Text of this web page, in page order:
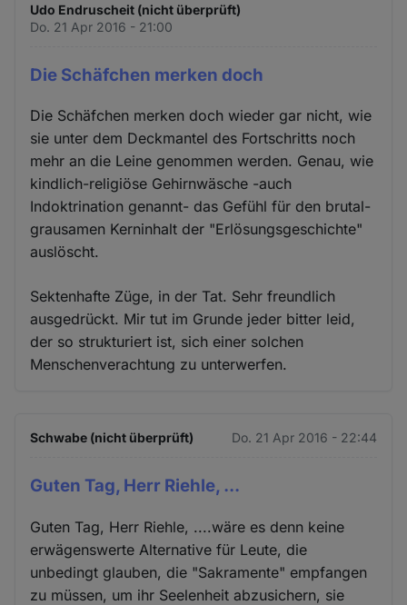
Udo Endruscheit (nicht überprüft)
Do. 21 Apr 2016 - 21:00
Die Schäfchen merken doch
Die Schäfchen merken doch wieder gar nicht, wie
sie unter dem Deckmantel des Fortschritts noch
mehr an die Leine genommen werden. Genau, wie
kindlich-religiöse Gehirnwäsche -auch
Indoktrination genannt- das Gefühl für den brutal-
grausamen Kerninhalt der "Erlösungsgeschichte"
auslöscht.
Sektenhafte Züge, in der Tat. Sehr freundlich
ausgedrückt. Mir tut im Grunde jeder bitter leid,
der so strukturiert ist, sich einer solchen
Menschenverachtung zu unterwerfen.
Schwabe (nicht überprüft) Do. 21 Apr 2016 - 22:44
Guten Tag, Herr Riehle, ...
Guten Tag, Herr Riehle, ....wäre es denn keine
erwägenswerte Alternative für Leute, die
unbedingt glauben, die "Sakramente" empfangen
zu müssen, um ihr Seelenheit abzusichern, sie